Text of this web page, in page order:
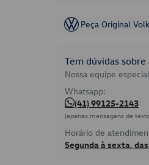
Peça Original
Tem dúvidas
Nossa equipe
Whatsapp:
(41) 99125-2143
(apenas mensagens de
Horário de
Segunda à sexta,